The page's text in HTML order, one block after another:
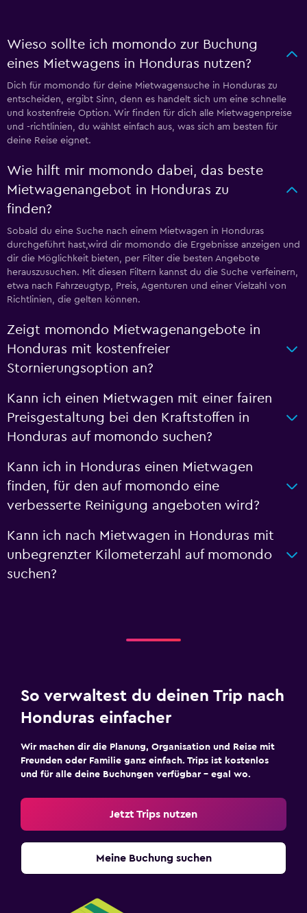
Wieso sollte ich momondo zur Buchung
eines Mietwagens in Honduras nutzen?
Dich für momondo für deine Mietwagensuche in Honduras zu
entscheiden, ergibt Sinn, denn es handelt sich um eine schnelle
und kostenfreie Option. Wir finden für dich alle Mietwagenpreise
und -richtlinien, du wählst einfach aus, was sich am besten für
deine Reise eignet.
Wie hilft mir momondo dabei, das beste
Mietwagenangebot in Honduras zu
finden?
Sobald du eine Suche nach einem Mietwagen in Honduras
durchgeführt hast,wird dir momondo die Ergebnisse anzeigen und
dir die Möglichkeit bieten, per Filter die besten Angebote
herauszusuchen. Mit diesen Filtern kannst du die Suche verfeinern,
etwa nach Fahrzeugtyp, Preis, Agenturen und einer Vielzahl von
Richtlinien, die gelten können.
Zeigt momondo Mietwagenangebote in
Honduras mit kostenfreier
Stornierungsoption an?
Kann ich einen Mietwagen mit einer fairen
Preisgestaltung bei den Kraftstoffen in
Honduras auf momondo suchen?
Kann ich in Honduras einen Mietwagen
finden, für den auf momondo eine
verbesserte Reinigung angeboten wird?
Kann ich nach Mietwagen in Honduras mit
unbegrenzter Kilometerzahl auf momondo
suchen?
So verwaltest du deinen Trip nach
Honduras einfacher
Wir machen dir die Planung, Organisation und Reise mit
Freunden oder Familie ganz einfach. Trips ist kostenlos
und für alle deine Buchungen verfügbar – egal wo.
Jetzt Trips nutzen
Meine Buchung suchen